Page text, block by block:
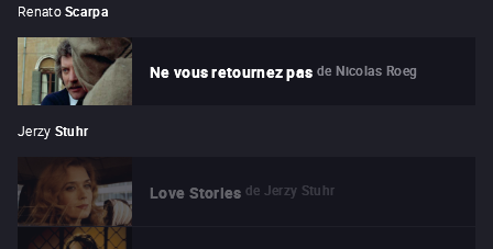
Renato Scarpa
Ne vous retournez pas de Nicolas Roeg
Jerzy Stuhr
Love Stories de Jerzy Stuhr